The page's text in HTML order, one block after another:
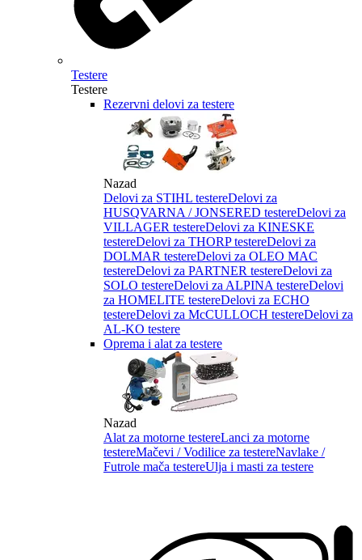
Testere
Testere
Rezervni delovi za testere
Nazad
Delovi za STIHL testereDelovi za
HUSQVARNA / JONSERED testereDelovi za
VILLAGER testereDelovi za KINESKE
testereDelovi za THORP testereDelovi za
DOLMAR testereDelovi za OLEO MAC
testereDelovi za PARTNER testereDelovi za
SOLO testereDelovi za ALPINA testereDelovi
za HOMELITE testereDelovi za ECHO
testereDelovi za McCULLOCH testereDelovi za
AL-KO testere
Oprema i alat za testere
Nazad
Alat za motorne testereLanci za motorne
testereMačevi / Vodilice za testereNavlake /
Futrole mača testereUlja i masti za testere